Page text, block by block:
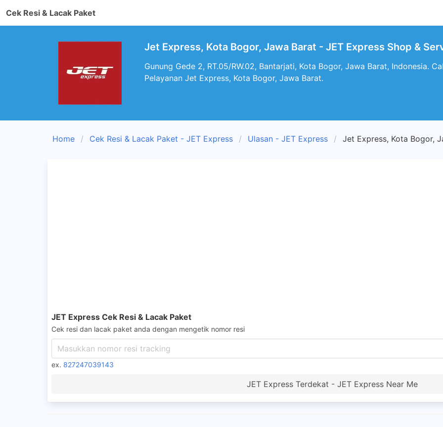
Cek Resi & Lacak Paket
Jet Express, Kota Bogor, Jawa Barat - JET Express Shop &
Gunung Gede 2, RT.05/RW.02, Bantarjati, Kota Bogor, Jawa Barat, Indonesia.
Pelayanan Jet Express, Kota Bogor, Jawa Barat.
Home Cek Resi & Lacak Paket - JET Express Ulasan - JET Express Jet Express, Kota Bogor,
JET Express Cek Resi & Lacak Paket
Cek resi dan lacak paket anda dengan mengetik nomor resi
ex. 827247039143
JET Express Terdekat - JET Express Near Me